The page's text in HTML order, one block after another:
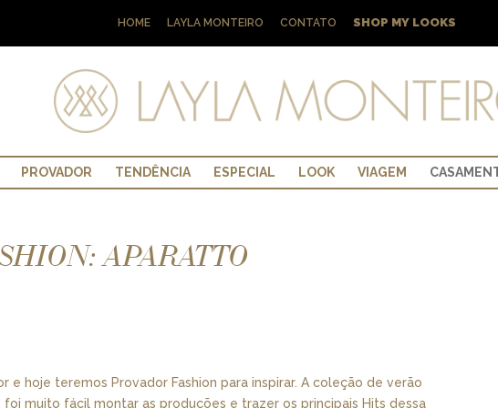
HOME LAYLA MONTEIRO CONTATO SHOP MY LOOKS
PROVADOR TENDÊNCIA ESPECIAL LOOK VIAGEM
APARATTO
e hoje teremos Provador Fashion para inspirar. A coleção de verão
muito fácil montar as produções e trazer os principais Hits dessa